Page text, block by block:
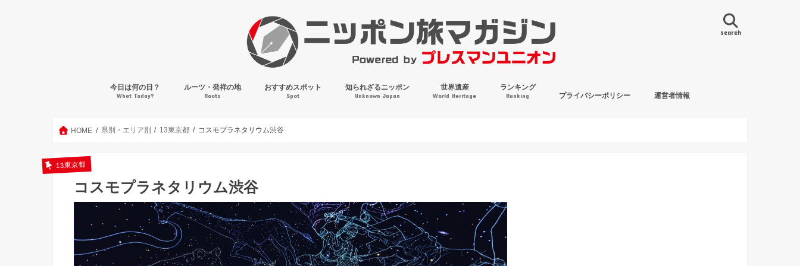
search
今日は何の日？
What Today?
ルーツ・発祥の地
Roots
おすすめスポット
Spot
知られざるニッポン
Unknown Japan
世界遺産
World Heritage
ランキング
Ranking プライバシーポリシー 運営者情報
HOME 県別・エリア別 13東京都 コスモプラネタリウム渋谷
13東京都
コスモプラネタリウム渋谷